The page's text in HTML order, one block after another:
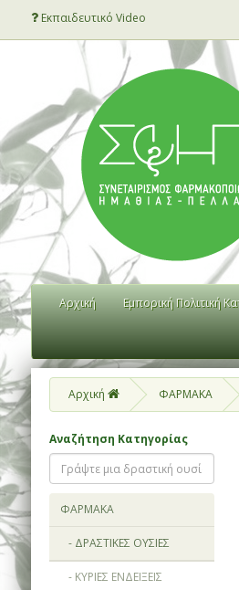
Εκπαιδευτικό Video
Αρχική Εμπορική Πολιτική
Αρχική ΦΑΡΜΑΚΑ
Αναζήτηση Κατηγορίας
ΦΑΡΜΑΚΑ
- ΔΡΑΣΤΙΚΕΣ ΟΥΣΙΕΣ
- ΚΥΡΙΕΣ ΕΝΔΕΙΞΕΙΣ